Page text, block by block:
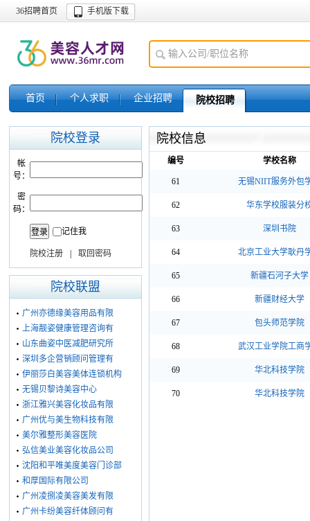
36招聘首页 手机版下载
首页 个人求职 企业招聘 院校招聘
院校登录
帐
号：
密
码：
记住我
院校注册 取回密码
院校联盟
广州亦德缘美容用品有限
上海靓姿健康管理咨询有
山东曲姿中医减肥研究所
深圳多企营销顾问管理有
伊丽莎白美容美体连锁机构
无锡贝黎诗美容中心
浙江雅兴美容化妆品有限
广州优与美生物科技有限
美尔雅整形美容医院
弘信美业美容化妆品公司
沈阳和平唯美度美容门诊部
和厚国际有限公司
广州凌捌凌美容美发有限
广州卡纷美容纤体顾问有
院校信息
编号 学校名称
61 无锡NIIT服务外包
62 华东学校服装分
63 深圳书院
64 北京工业大学耿丹
65 新疆石河子大学
66 新疆财经大学
67 包头师范学院
68 武汉工业学院工商
69 华北科技学院
70 华北科技学院